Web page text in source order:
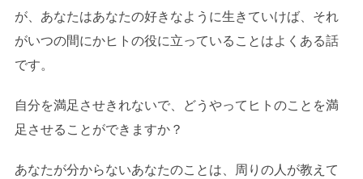
が、あなたはあなたの好きなように生きていけば、それ
がいつの間にかヒトの役に立っていることはよくある話
です。
自分を満足させきれないで、どうやってヒトのことを満
足させることができますか？
あなたが分からないあなたのことは、周りの人が教えて